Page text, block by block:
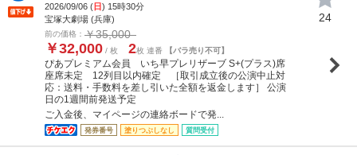
2026/09/06 (日) 15時30分
宝塚大劇場 (兵庫)
前の価格： ￥35,000
￥32,000 / 枚 2枚 連番 【バラ売り不可】
ぴあプレミアム会員 いち早プレリザーブ S+(プラス)席
座席未定 12列目以内確定 ［取引成立後の公演中止対
応：送料・手数料を差し引いた全額を返金します］ 公演
日の1週間前発送予定
ご入金後、マイページの連絡ボードで発...
発券番号 塗りつぶしなし 質問受付
24